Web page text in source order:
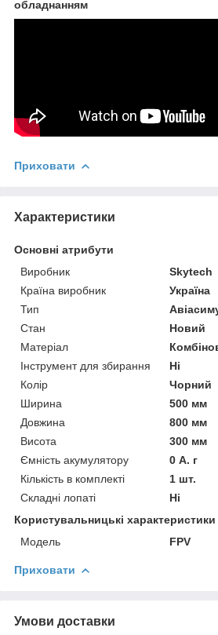
обладнанням
Приховати
Характеристики
Основні атрибути
Виробник
Skytech
Країна виробник
Україна
Тип
Стан
Новий
Матеріал
Інструмент для збирання
Ні
Колір
Чорний
Ширина
500 мм
Довжина
800 мм
Висота
300 мм
Ємність акумулятору
0 А. г
Кількість в комплекті
1 шт.
Складні лопаті
Ні
Користувальницькі характеристики
Мoдель
FPV
Приховати
Умови доставки